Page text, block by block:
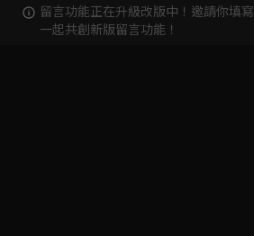
留言功能正在升級改版中！邀請你填寫
一起共創新版留言功能！